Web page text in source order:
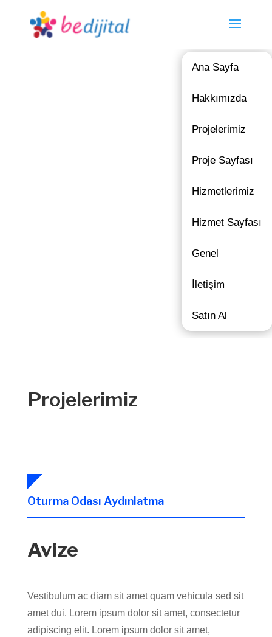
Ana Sayfa
Hakkımızda
Projelerimiz
Proje Sayfası
Hizmetlerimiz
Hizmet Sayfası
Genel
İletişim
Satın Al
Projelerimiz
Oturma Odası Aydınlatma
Avize
Vestibulum ac diam sit amet quam vehicula sed sit
amet dui. Lorem ipsum dolor sit amet, consectetur
adipiscing elit. Lorem ipsum dolor sit amet,